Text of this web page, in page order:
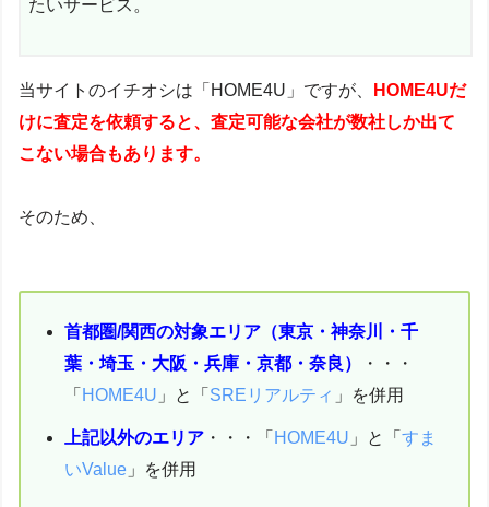
たいサービス。
当サイトのイチオシは「HOME4U」ですが、
HOME4Uだ
けに査定を依頼すると、査定可能な会社が数社しか出て
こない場合もあります。
そのため、
首都圏/関西の対象エリア（東京・神奈川・千
葉・埼玉・大阪・兵庫・京都・奈良）
・・・
「 HOME4U 」と「 SREリアルティ 」を併用
上記以外のエリア ・・・「 HOME4U 」と「 すま
いValue 」を併用